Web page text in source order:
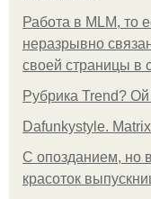
Работа в MLM, то
неразрывно
своей страницы в
Рубрика Trend?
Dafunkystyle.
С опозданием, но
красоток